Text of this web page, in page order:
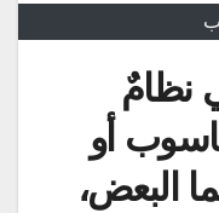
نظامٌ
أو
البعض،